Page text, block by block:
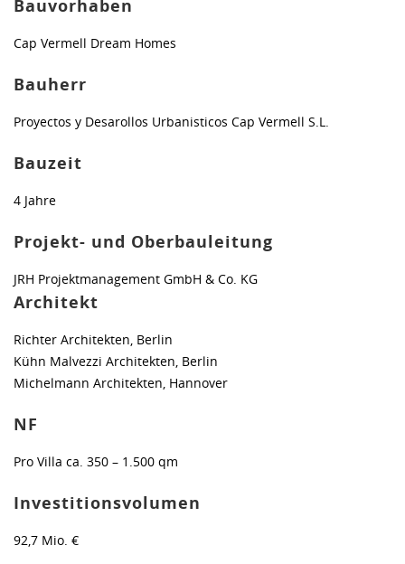
Bauvorhaben
Cap Vermell Dream Homes
Bauherr
Proyectos y Desarollos Urbanisticos Cap Vermell S.L.
Bauzeit
4 Jahre
Projekt- und Oberbauleitung
JRH Projektmanagement GmbH & Co. KG
Architekt
Richter Architekten, Berlin
Kühn Malvezzi Architekten, Berlin
Michelmann Architekten, Hannover
NF
Pro Villa ca. 350 – 1.500 qm
Investitionsvolumen
92,7 Mio. €